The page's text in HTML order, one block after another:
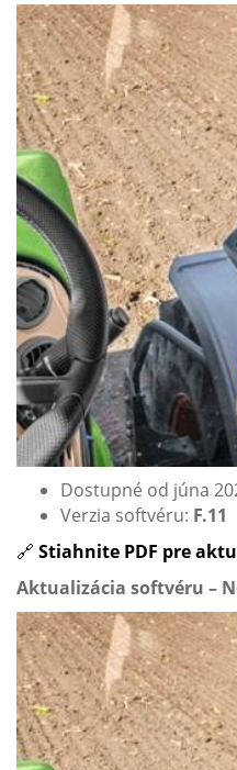
Dostupné od júna
Verzia softvéru: F.11
🔗 Stiahnite PDF pre
Aktualizácia softvéru –